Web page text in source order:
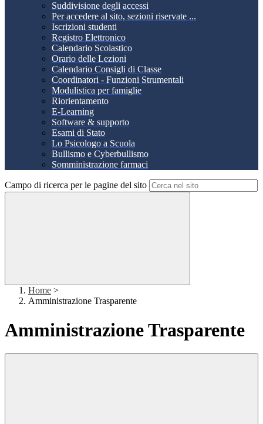
Suddivisione degli accessi
Per accedere al sito, sezioni riservate ...
Iscrizioni studenti
Registro Elettronico
Calendario Scolastico
Orario delle Lezioni
Calendario Consigli di Classe
Coordinatori - Funzioni Strumentali
Modulistica per famiglie
Riorientamento
E-Learning
Software & supporto
Esami di Stato
Lo Psicologo a Scuola
Bullismo e Cyberbullismo
Somministrazione farmaci
Campo di ricerca per le pagine del sito
Home >
Amministrazione Trasparente
Amministrazione Trasparente